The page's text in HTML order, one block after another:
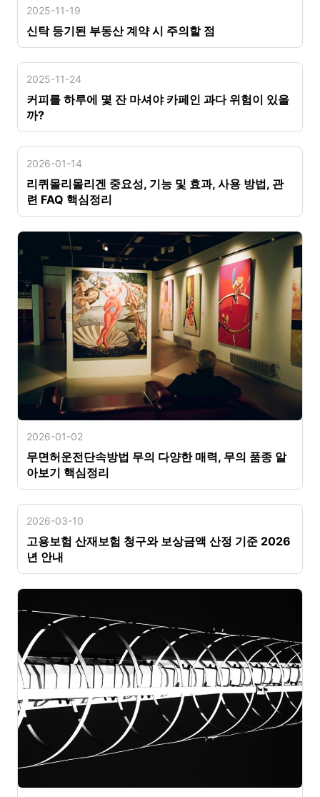
2025-11-19
신탁 등기된 부동산 계약 시 주의할 점
2025-11-24
커피를 하루에 몇 잔 마셔야 카페인 과다 위험이 있을
까?
2026-01-14
리퀴몰리몰리겐 중요성, 기능 및 효과, 사용 방법, 관
련 FAQ 핵심정리
2026-01-02
무면허운전단속방법 무의 다양한 매력, 무의 품종 알
아보기 핵심정리
2026-03-10
고용보험 산재보험 청구와 보상금액 산정 기준 2026
년 안내